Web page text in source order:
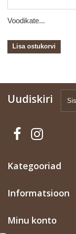
Voodikate...
Lisa ostukorvi
Uudiskiri
Kategooriad
Informatsioon
Minu konto